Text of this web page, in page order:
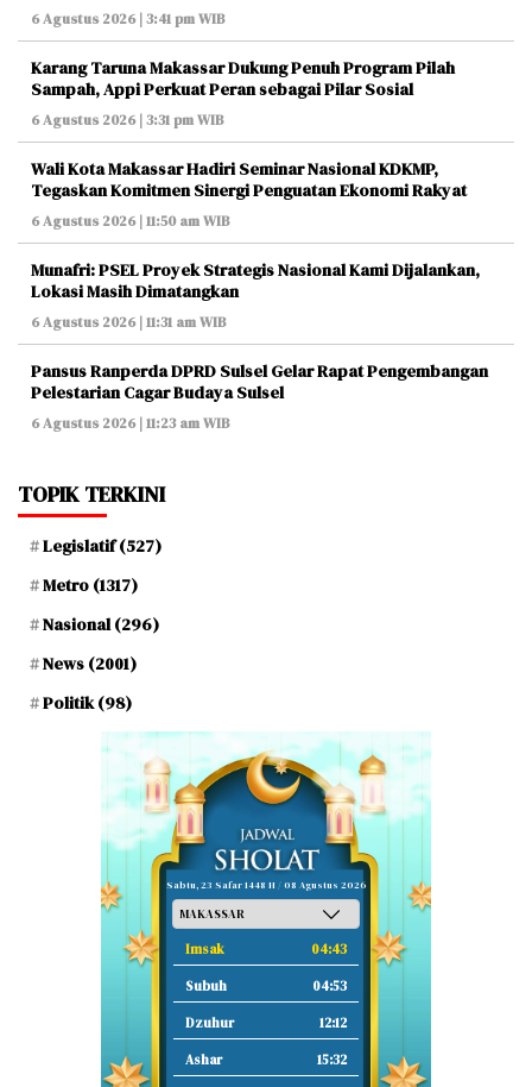
6 Agustus 2026 | 3:41 pm WIB
Karang Taruna Makassar Dukung Penuh Program Pilah
Sampah, Appi Perkuat Peran sebagai Pilar Sosial
6 Agustus 2026 | 3:31 pm WIB
Wali Kota Makassar Hadiri Seminar Nasional KDKMP,
Tegaskan Komitmen Sinergi Penguatan Ekonomi Rakyat
6 Agustus 2026 | 11:50 am WIB
Munafri: PSEL Proyek Strategis Nasional Kami Dijalankan,
Lokasi Masih Dimatangkan
6 Agustus 2026 | 11:31 am WIB
Pansus Ranperda DPRD Sulsel Gelar Rapat Pengembangan
Pelestarian Cagar Budaya Sulsel
6 Agustus 2026 | 11:23 am WIB
TOPIK TERKINI
Legislatif(527)
Metro (1317)
Nasional(296)
News (2001)
Politik(98)
Sabtu, 23 Safar 1448 H / 08 Agustus 2026
Imsak 04:43
Subuh 04:53
Dzuhur 12:12
Ashar 15:32